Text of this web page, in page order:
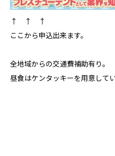
↑ ↑ ↑
ここから申込出来ます。
全地域からの交通費補助有り。
昼食はケンタッキーを用意してい